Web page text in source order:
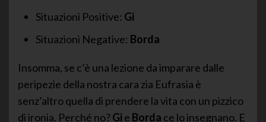
Situazioni Positive: Gi
Situazioni Negative: Borda
Insomma, se c’è una lezione da imparare dalle
peripezie della nostra cara zia Eufrasia è
senz’altro quella di prendere la vita con un pizzico
di ironia. Perché no?Gi e Borda ce lo insegnano. E